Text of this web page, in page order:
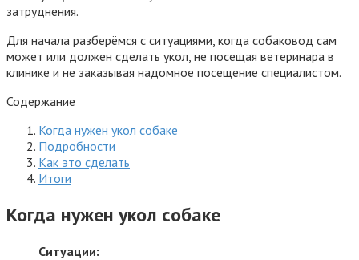
затруднения.
Для начала разберёмся с ситуациями, когда собаковод сам
может или должен сделать укол, не посещая ветеринара в
клинике и не заказывая надомное посещение специалистом.
Содержание
Когда нужен укол собаке
Подробности
Как это сделать
Итоги
Когда нужен укол собаке
Ситуации: